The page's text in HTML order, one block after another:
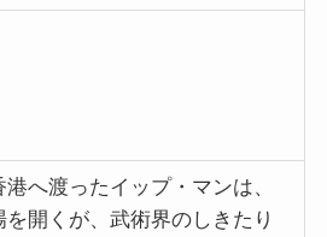
へ渡ったイップ・マンは、
開くが、武術界のしきたり